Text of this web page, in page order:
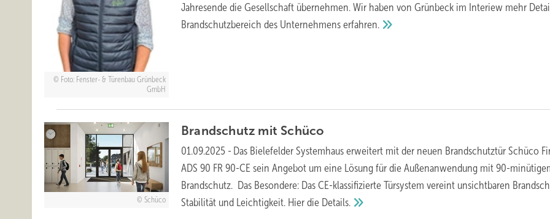
Foto: Fenster- & Türenbau Grünbeck
GmbH
Jahresende die Gesellschaft übernehmen. Wir haben von Grünbeck im Interiew mehr
Brandschutzbereich des Unternehmenserfahren.
Schüco
Brandschutz mit Schüco
01.09.2025 - Das Bielefelder Systemhaus erweitert mit der neuen Brandschutztür Schüco
ADS 90 FR 90-CE sein Angebot um eine Lösung für die Außenanwendung mit 90-
Brandschutz. Das Besondere: Das CE-klassifizierte Türsystem vereint unsichtbaren
Stabilität und Leichtigkeit. Hier die Details.